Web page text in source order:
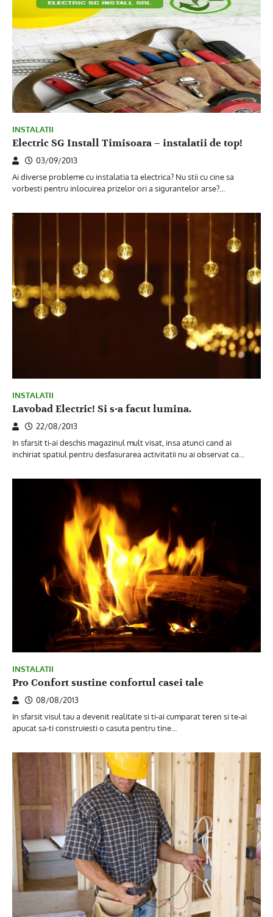
INSTALATII
Electric SG Install Timisoara – instalatii de top!
03/09/2013
Ai diverse probleme cu instalatia ta electrica? Nu stii cu cine sa
vorbesti pentru inlocuirea prizelor ori a sigurantelor arse?…
INSTALATII
Lavobad Electric! Si s-a facut lumina.
22/08/2013
In sfarsit ti-ai deschis magazinul mult visat, insa atunci cand ai
inchiriat spatiul pentru desfasurarea activitatii nu ai observat ca…
INSTALATII
Pro Confort sustine confortul casei tale
08/08/2013
In sfarsit visul tau a devenit realitate si ti-ai cumparat teren si te-ai
apucat sa-ti construiesti o casuta pentru tine…